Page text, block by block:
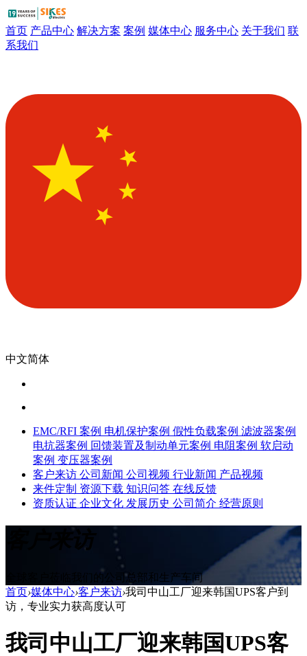
首页 产品中心 解决方案 案例 媒体中心 服务中心 关于我们 联
系我们
中文简体
EMC/RFI 案例 电机保护案例 假性负载案例 滤波器案例
电抗器案例 回馈装置及制动单元案例 电阻案例 软启动
案例 变压器案例
客户来访 公司新闻 公司视频 行业新闻 产品视频
来件定制 资源下载 知识问答 在线反馈
资质认证 企业文化 发展历史 公司简介 经营原则
客户来访
全球客户莅临我们的公司总部和生产车间
首页›媒体中心›客户来访›我司中山工厂迎来韩国UPS客户到
访，专业实力获高度认可
我司中山工厂迎来韩国UPS客